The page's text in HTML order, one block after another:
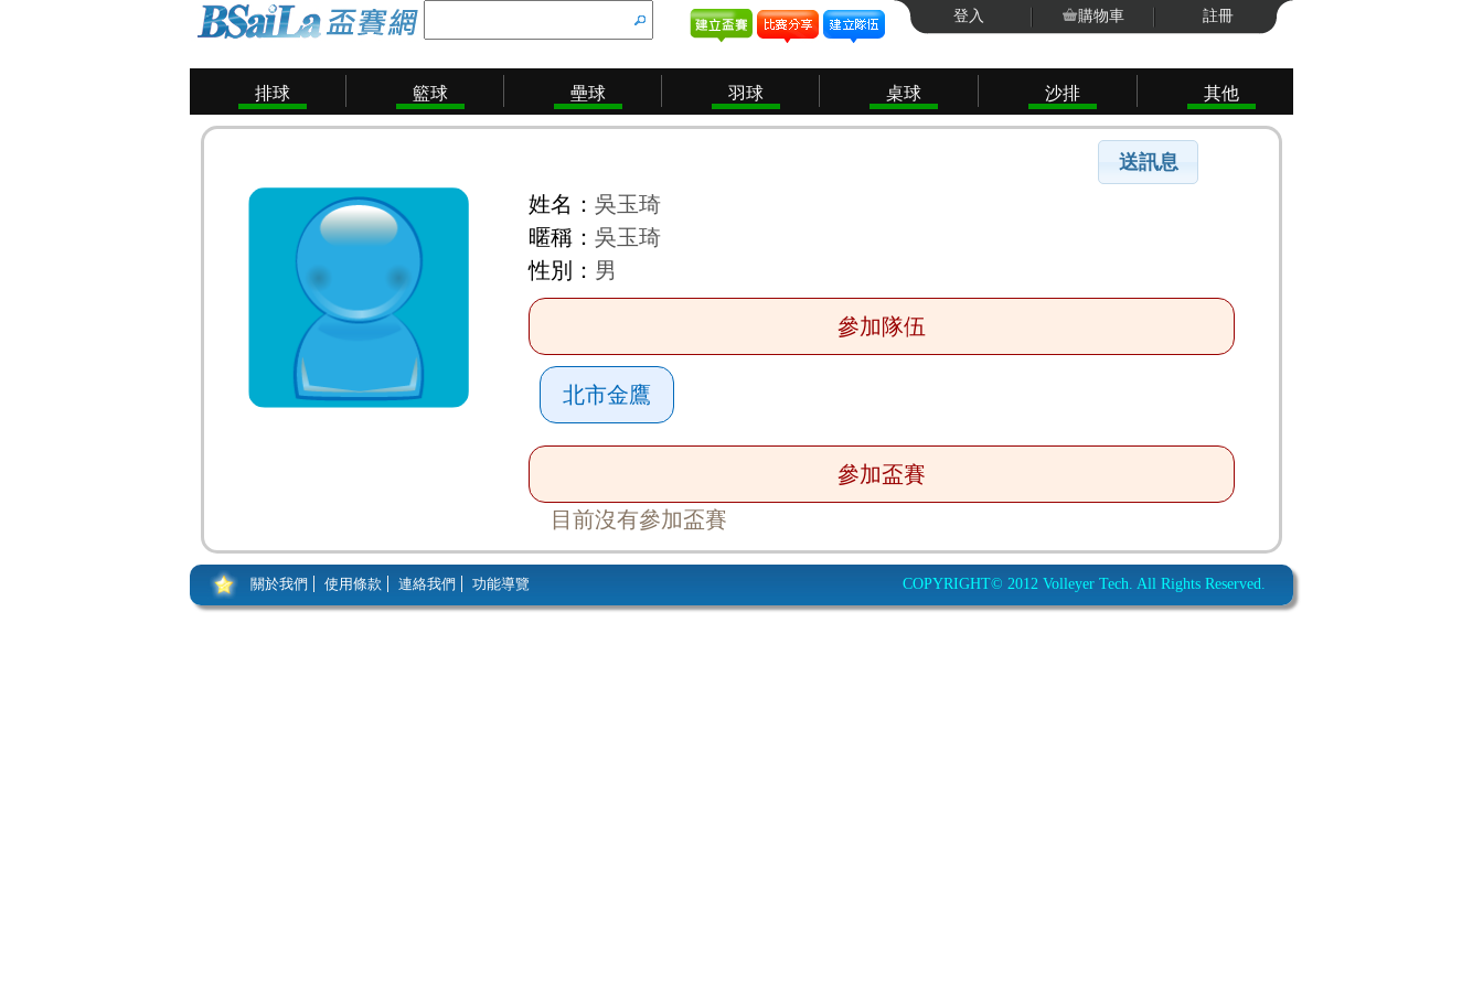
登入 購物車 註冊
排球 籃球 壘球 羽球 桌球 沙排 其他
姓名： 吳玉琦
暱稱： 吳玉琦
性別： 男
參加隊伍
北市金鷹
參加盃賽
目前沒有參加盃賽
關於我們 使用條款 連絡我們 功能導覽 COPYRIGHT© 2012 Volleyer Tech. All Rights Reserved.